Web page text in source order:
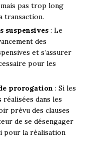
pas trop long
transaction.
suspensives : Le
des
et s’assurer
pour les
prorogation : Si les
dans les
prévu des clauses
de se désengager
pour la réalisation